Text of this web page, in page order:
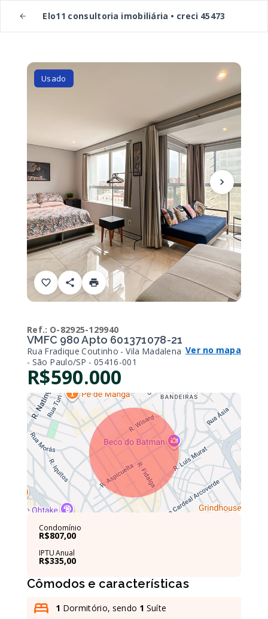
Elo11 consultoria imobiliária • creci 45473
Usado
Ref.: O-82925-129940
VMFC 980 Apto 601371078-21
Rua Fradique Coutinho - Vila Madalena
- São Paulo/SP - 05416-001
Ver no mapa
R$590.000
Condomínio
R$807,00
IPTU Anual
R$335,00
Cômodos e características
1 Dormitório, sendo 1 Suíte